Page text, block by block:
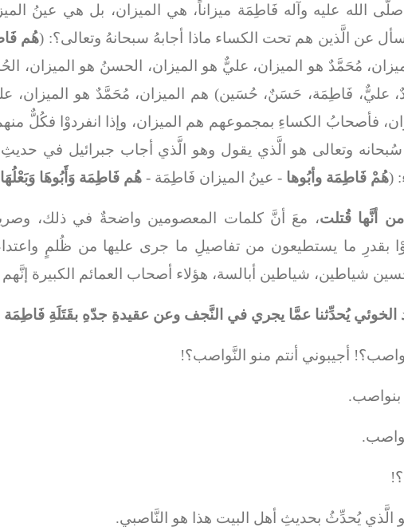
الله عليه وآله فَاطِمَة ميزاناً، هي الميزان، بل هي عينُ
عن الَّذين هم تحت الكساء ماذا أجابهُ سبحانهُ وتعالى؟: (هُم
مُحَمَّدٌ هو الميزان، عليٌّ هو الميزان، الحسنُ هو
عليٌّ، فَاطِمَة، حَسَنٌ، حُسَين) هم الميزان، مُحَمَّدٌ هو الميزان،
فأصحابُ الكساءِ بمجموعهم هم الميزان، وإذا انفردوْا فكُلٌّ
سُبحانه وتعالى هو الَّذي يقول وهو الَّذي أجاب جبرائيل في
(هُمْ فَاطِمَة وأبُوها - عينُ الميزان فَاطِمَة - هُم فَاطِمَة وَأَبُوهَا وَبَعْلُهَا
أنَّها قُتلت، معَ أنَّ كلمات المعصومين واضحةٌ في ذلك،
بقدرِ ما يستطيعون من تفاصيلِ ما جرى عليها من ظُلمٍ
شياطين، شياطين أبالسة، هؤلاء أصحاب العمائم الكبيرة إنَّهم
يُحدِّثنا عمَّا يجري في النَّجف وعن عقيدةِ جدّهِ بقَتَلَةِ فَاطِمَة
أجيبوني أنتم منو النَّواصب؟!
بنواصب.
الَّذي يُحدِّثُ بحديثِ أهل البيت هذا هو النَّاصبي.